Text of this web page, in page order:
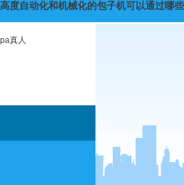
高度自动化和机械化的包子机可以通过哪
pa真人